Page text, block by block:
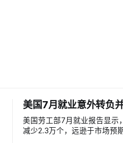
美国7月就业意外转负
美国劳工部7月就业报告显示
减少2.3万个，远逊于市场预